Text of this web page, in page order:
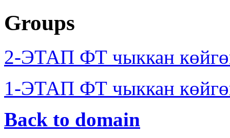
Groups
2-ЭТАП ФТ чыккан
1-ЭТАП ФТ чыккан
Back to domain